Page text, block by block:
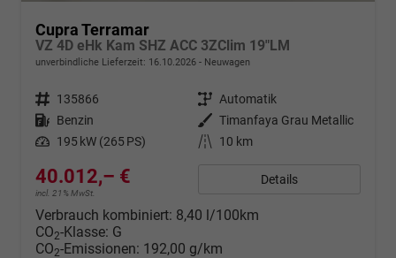
Cupra Terramar
VZ 4D eHk Kam SHZ ACC 3ZClim 19"LM
unverbindliche Lieferzeit: 16.10.2026 Neuwagen
Fahrzeugnr. 135866 Getriebe Automatik
Kraftstoff Benzin Außenfarbe Timanfaya Grau Metallic
Leistung 195 kW (265 PS) Kilometerstand 10 km
40.012,– €
incl. 21% MwSt.
Details
Verbrauch kombiniert: 8,40 l/100km
CO2-Klasse: G
CO2-Emissionen: 192,00 g/km